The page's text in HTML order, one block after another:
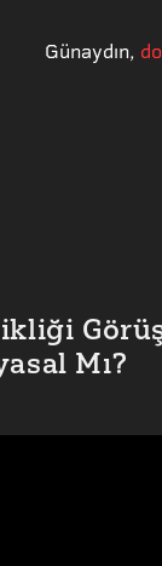
Günaydın,
Mı?